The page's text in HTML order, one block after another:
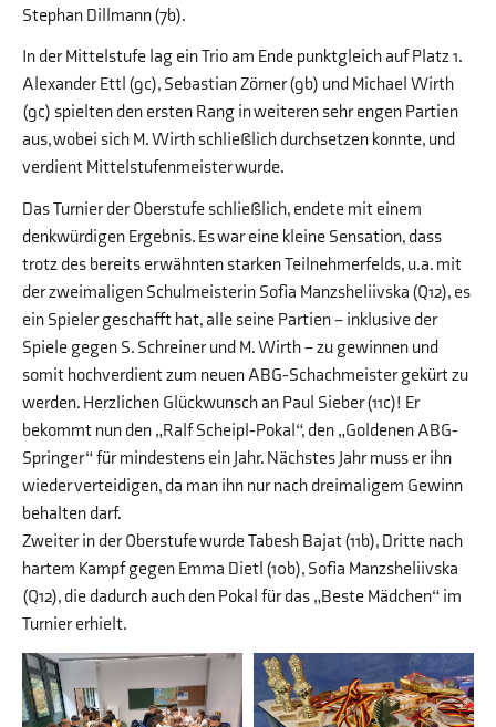
Stephan Dillmann (7b).
In der Mittelstufe lag ein Trio am Ende punktgleich auf Platz 1.
Alexander Ettl (9c), Sebastian Zörner (9b) und Michael Wirth
(9c) spielten den ersten Rang in weiteren sehr engen Partien
aus, wobei sich M. Wirth schließlich durchsetzen konnte, und
verdient Mittelstufenmeister wurde.
Das Turnier der Oberstufe schließlich, endete mit einem
denkwürdigen Ergebnis. Es war eine kleine Sensation, dass
trotz des bereits erwähnten starken Teilnehmerfelds, u.a. mit
der zweimaligen Schulmeisterin Sofia Manzsheliivska (Q12), es
ein Spieler geschafft hat, alle seine Partien – inklusive der
Spiele gegen S. Schreiner und M. Wirth – zu gewinnen und
somit hochverdient zum neuen ABG-Schachmeister gekürt zu
werden. Herzlichen Glückwunsch an Paul Sieber (11c)! Er
bekommt nun den „Ralf Scheipl-Pokal“, den „Goldenen ABG-
Springer“ für mindestens ein Jahr. Nächstes Jahr muss er ihn
wieder verteidigen, da man ihn nur nach dreimaligem Gewinn
behalten darf.
Zweiter in der Oberstufe wurde Tabesh Bajat (11b), Dritte nach
hartem Kampf gegen Emma Dietl (10b), Sofia Manzsheliivska
(Q12), die dadurch auch den Pokal für das „Beste Mädchen“ im
Turnier erhielt.